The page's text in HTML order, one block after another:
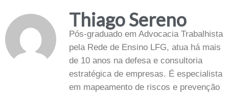
Thiago Sereno
Pós-graduado em Advocacia Trabalhista
pela Rede de Ensino LFG, atua há mais
de 10 anos na defesa e consultoria
estratégica de empresas. É especialista
em mapeamento de riscos e prevenção